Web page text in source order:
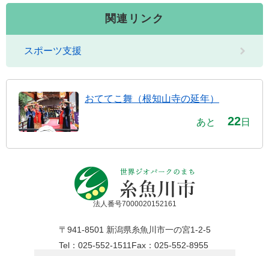
関連リンク
スポーツ支援
おててこ舞（根知山寺の延年）
あと 22日
法人番号7000020152161
〒941-8501 新潟県糸魚川市一の宮1-2-5
Tel：025-552-1511 Fax：025-552-8955